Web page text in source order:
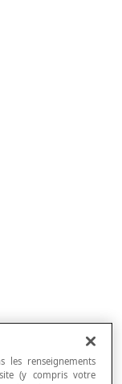
les renseignements
(y compris votre